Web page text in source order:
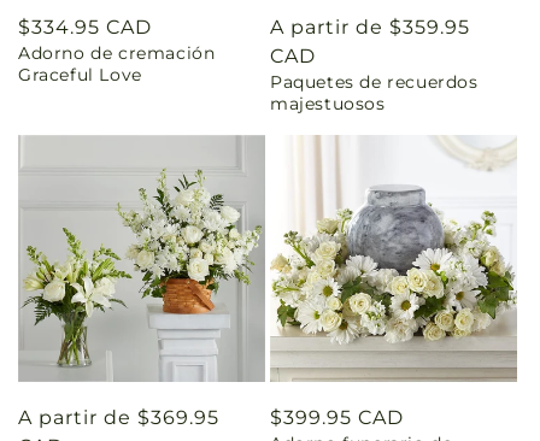
Precio
habitual
$334.95 CAD
Adorno de cremación
Graceful Love
Precio
habitual
A partir de $359.95
CAD
Paquetes de recuerdos
majestuosos
Precio
A partir de $369.95
Precio
$399.95 CAD